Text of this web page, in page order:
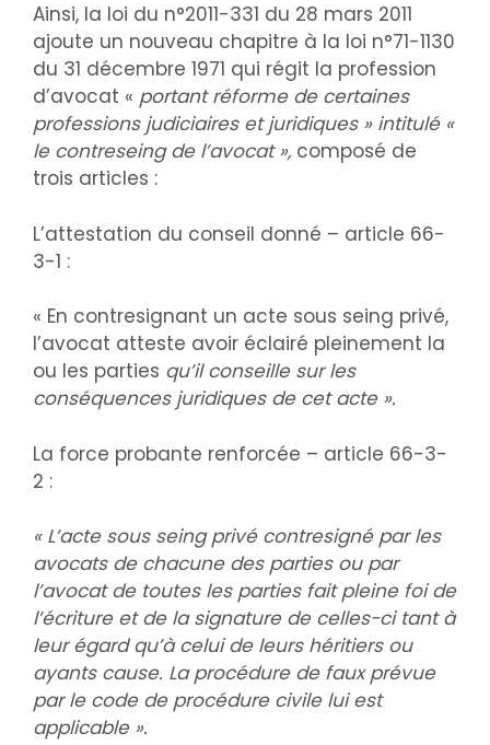
Ainsi, la loi du n°2011-331 du 28 mars 2011
ajoute un nouveau chapitre à la loi n°71-1130
du 31 décembre 1971 qui régit la profession
d’avocat « portant réforme de certaines
professions judiciaires et juridiques » intitulé «
le contreseing de l’avocat », composé de
trois articles :
L’attestation du conseil donné – article 66-
3-1 :
« En contresignant un acte sous seing privé,
l’avocat atteste avoir éclairé pleinement la
ou les parties qu’il conseille sur les
conséquences juridiques de cet acte ».
La force probante renforcée – article 66-3-
2 :
« L’acte sous seing privé contresigné par les
avocats de chacune des parties ou par
l’avocat de toutes les parties fait pleine foi de
l’écriture et de la signature de celles-ci tant à
leur égard qu’à celui de leurs héritiers ou
ayants cause. La procédure de faux prévue
par le code de procédure civile lui est
applicable ».